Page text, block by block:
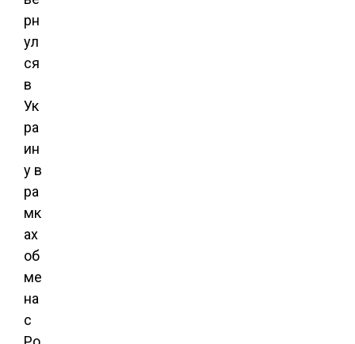
рн
ул
ся
в
Ук
ра
ин
у в
ра
мк
ах
об
ме
на
с